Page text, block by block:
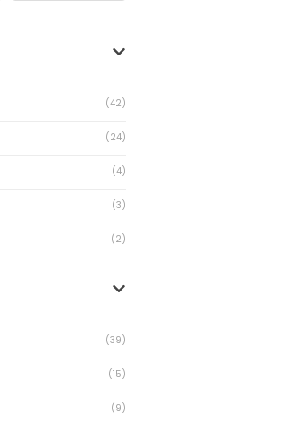
(42)
(24)
(4)
(3)
(2)
(39)
(15)
(9)